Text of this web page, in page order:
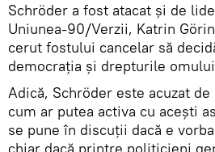
Schröder a fost atacat și de
Uniunea-90/Verzii, Katrin
cerut fostului cancelar să
democrația și drepturile
Adică, Schröder este acuzat
cum ar putea activa cu acești
se pune în discuții dacă e